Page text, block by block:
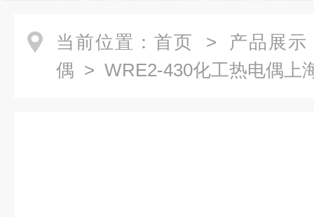
当前位置： 首页 > 产品展示
偶 > WRE2-430化工热电偶上